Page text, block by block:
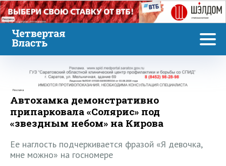
Реклама
Реклама
Автохамка демонстративно
припарковала «Солярис» под
«звездным небом» на Кирова
Ее наглость подчеркивается фразой «Я девочка,
мне можно» на госномере